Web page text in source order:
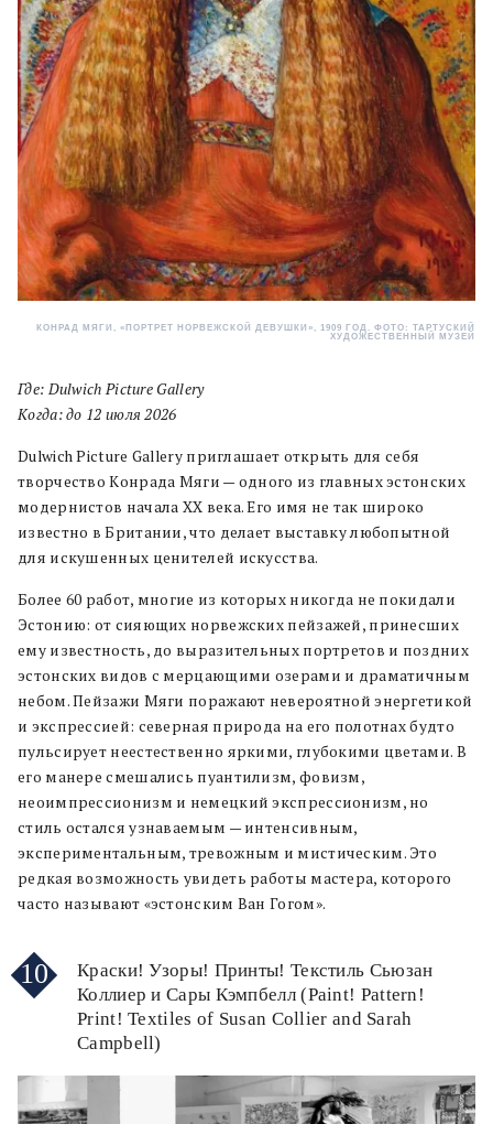
КОНРАД МЯГИ, «ПОРТРЕТ НОРВЕЖСКОЙ ДЕВУШКИ», 1909 ГОД. ФОТО: ТАРТУСКИЙ
ХУДОЖЕСТВЕННЫЙ МУЗЕЙ
Где: Dulwich Picture Gallery
Когда: до 12 июля 2026
Dulwich Picture Gallery приглашает открыть для себя
творчество Конрада Мяги — одного из главных эстонских
модернистов начала XX века. Его имя не так широко
известно в Британии, что делает выставку любопытной
для искушенных ценителей искусства.
Более 60 работ, многие из которых никогда не покидали
Эстонию: от сияющих норвежских пейзажей, принесших
ему известность, до выразительных портретов и поздних
эстонских видов с мерцающими озерами и драматичным
небом. Пейзажи Мяги поражают невероятной энергетикой
и экспрессией: северная природа на его полотнах будто
пульсирует неестественно яркими, глубокими цветами. В
его манере смешались пуантилизм, фовизм,
неоимпрессионизм и немецкий экспрессионизм, но
стиль остался узнаваемым — интенсивным,
экспериментальным, тревожным и мистическим. Это
редкая возможность увидеть работы мастера, которого
часто называют «эстонским Ван Гогом».
10
Краски! Узоры! Принты! Текстиль Сьюзан
Коллиер и Сары Кэмпбелл (Paint! Pattern!
Print! Textiles of Susan Collier and Sarah
Campbell)